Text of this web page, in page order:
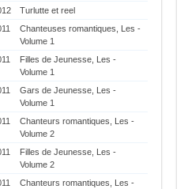
Turlutte et reel
Chanteuses romantiques, Les -
Volume 1
Filles de Jeunesse, Les -
Volume 1
Gars de Jeunesse, Les -
Volume 1
Chanteurs romantiques, Les -
Volume 2
Filles de Jeunesse, Les -
Volume 2
Chanteurs romantiques, Les -